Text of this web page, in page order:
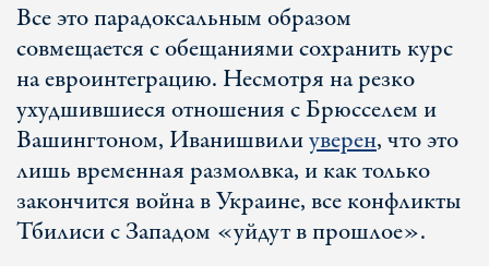
Все это парадоксальным образом
совмещается с обещаниями сохранить курс
на евроинтеграцию. Несмотря на резко
ухудшившиеся отношения с Брюсселем и
Вашингтоном, Иванишвилиуверен, что это
лишь временная размолвка, и как только
закончится война в Украине, все конфликты
Тбилиси с Западом «уйдут в прошлое».